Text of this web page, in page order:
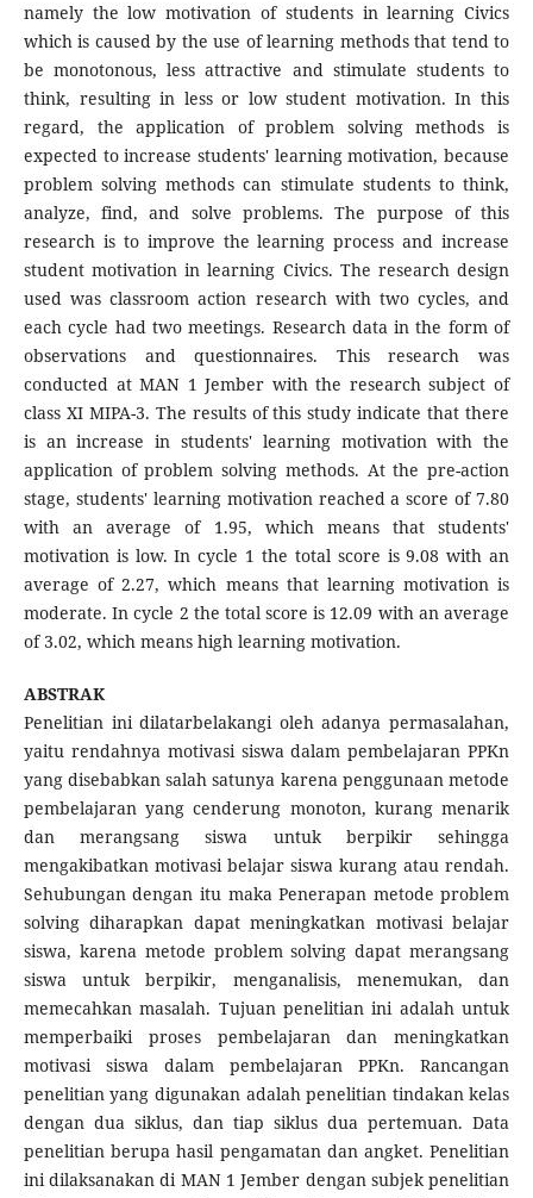
namely the low motivation of students in learning Civics
which is caused by the use of learning methods that tend to
be monotonous, less attractive and stimulate students to
think, resulting in less or low student motivation. In this
regard, the application of problem solving methods is
expected to increase students' learning motivation, because
problem solving methods can stimulate students to think,
analyze, find, and solve problems. The purpose of this
research is to improve the learning process and increase
student motivation in learning Civics. The research design
used was classroom action research with two cycles, and
each cycle had two meetings. Research data in the form of
observations and questionnaires. This research was
conducted at MAN 1 Jember with the research subject of
class XI MIPA-3. The results of this study indicate that there
is an increase in students' learning motivation with the
application of problem solving methods. At the pre-action
stage, students' learning motivation reached a score of 7.80
with an average of 1.95, which means that students'
motivation is low. In cycle 1 the total score is 9.08 with an
average of 2.27, which means that learning motivation is
moderate. In cycle 2 the total score is 12.09 with an average
of 3.02, which means high learning motivation.
ABSTRAK
Penelitian ini dilatarbelakangi oleh adanya permasalahan,
yaitu rendahnya motivasi siswa dalam pembelajaran PPKn
yang disebabkan salah satunya karena penggunaan metode
pembelajaran yang cenderung monoton, kurang menarik
dan merangsang siswa untuk berpikir sehingga
mengakibatkan motivasi belajar siswa kurang atau rendah.
Sehubungan dengan itu maka Penerapan metode problem
solving diharapkan dapat meningkatkan motivasi belajar
siswa, karena metode problem solving dapat merangsang
siswa untuk berpikir, menganalisis, menemukan, dan
memecahkan masalah. Tujuan penelitian ini adalah untuk
memperbaiki proses pembelajaran dan meningkatkan
motivasi siswa dalam pembelajaran PPKn. Rancangan
penelitian yang digunakan adalah penelitian tindakan kelas
dengan dua siklus, dan tiap siklus dua pertemuan. Data
penelitian berupa hasil pengamatan dan angket. Penelitian
ini dilaksanakan di MAN 1 Jember dengan subjek penelitian